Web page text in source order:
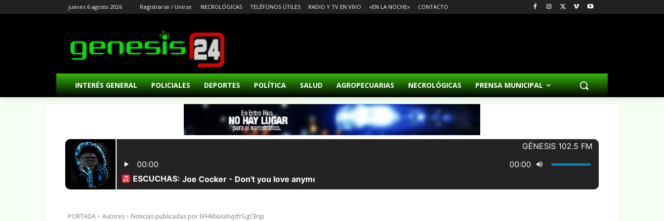
jueves 6 agosto 2026 Registrarse / Unirse NECROLÓGICAS TELÉFONOS ÚTILES RADIO Y TV EN VIVO «EN LA NOCHE» CONTACTO
INTERÉS GENERAL POLICIALES DEPORTES POLÍTICA SALUD AGROPECUARIAS NECROLÓGICAS PRENSA MUNICIPAL
PORTADA Autores Noticias publicadas por liFHMxuIaXvjzfrGgCBsp